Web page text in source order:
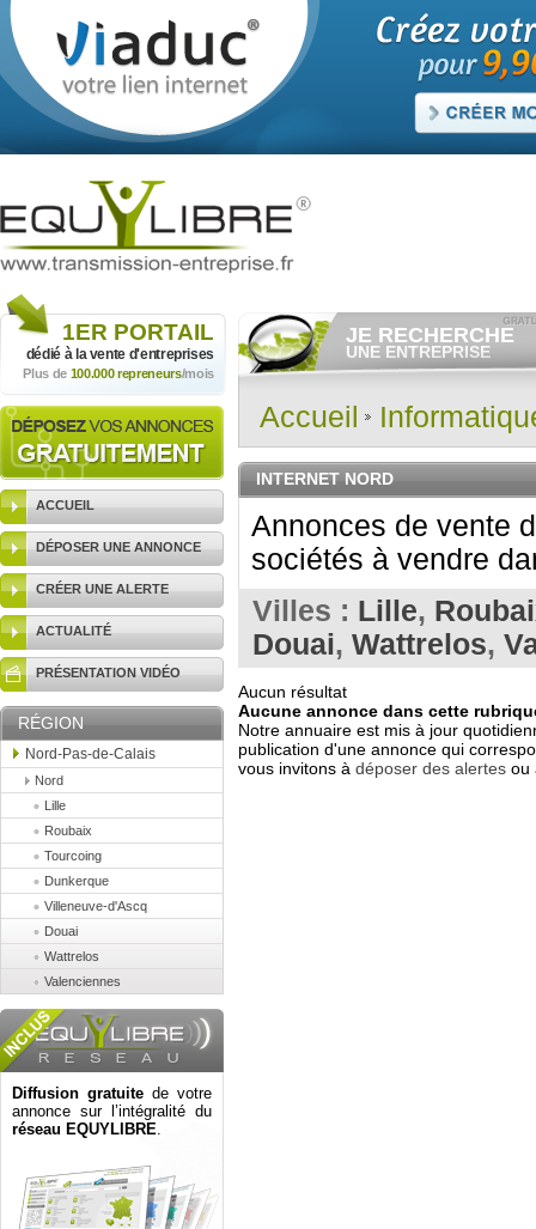
1ER PORTAIL
dédié à la vente d'entreprises
Plus de 100.000 repreneurs/mois
ACCUEIL
DÉPOSER UNE ANNONCE
CRÉER UNE ALERTE
ACTUALITÉ
PRÉSENTATION VIDÉO
RÉGION
Nord-Pas-de-Calais
Nord
Lille
Roubaix
Tourcoing
Dunkerque
Villeneuve-d'Ascq
Douai
Wattrelos
Valenciennes
Diffusion gratuite de votre
annonce sur l’intégralité du
réseau EQUYLIBRE.
JE RECHERCHE
UNE ENTREPRISE
Consulter gratuitementles
vendre.
Et/ou déposer gratuitement
votre recherche d'entreprise.
RECHERCHER UNE
ANNONCE
Accueil
INTERNET NORD
Annonces de vente
sociétés à vendre
Villes : Lille,
Douai, Wattrelos,
Aucun résultat
Aucune annonce dans cette
Notre annuaire est mis à jour
publication d'une annonce qui
vous invitons à déposer des alertes ou